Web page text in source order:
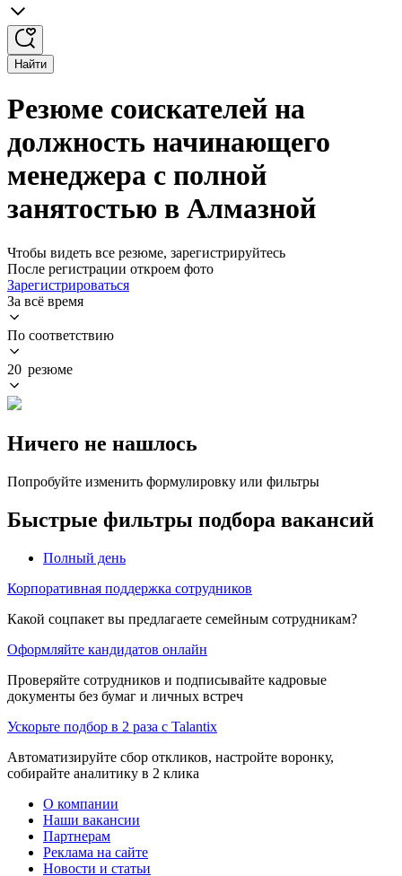
Найти
Резюме соискателей на
должность начинающего
менеджера с полной
занятостью в Алмазной
Чтобы видеть все резюме, зарегистрируйтесь
После регистрации откроем фото
Зарегистрироваться
За всё время
По соответствию
20 резюме
Ничего не нашлось
Попробуйте изменить формулировку или фильтры
Быстрые фильтры подбора вакансий
Полный день
Корпоративная поддержка сотрудников
Какой соцпакет вы предлагаете семейным сотрудникам?
Оформляйте кандидатов онлайн
Проверяйте сотрудников и подписывайте кадровые
документы без бумаг и личных встреч
Ускорьте подбор в 2 раза с Talantix
Автоматизируйте сбор откликов, настройте воронку,
собирайте аналитику в 2 клика
О компании
Наши вакансии
Партнерам
Реклама на сайте
Новости и статьи